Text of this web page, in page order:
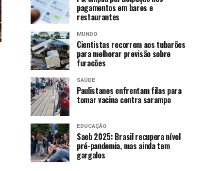
pagamentos em bares e
restaurantes
MUNDO
Cientistas recorrem aos tubarões
para melhorar previsão sobre
furacões
SAÚDE
Paulistanos enfrentam filas para
tomar vacina contra sarampo
EDUCAÇÃO
Saeb 2025: Brasil recupera nível
pré-pandemia, mas ainda tem
gargalos